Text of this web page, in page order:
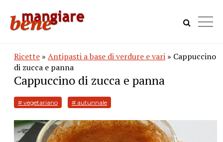
Ricette » Antipasti a base di verdure e vari » Cappuccino
di zucca e panna
Cappuccino di zucca e panna
# vegetariano # autunnale